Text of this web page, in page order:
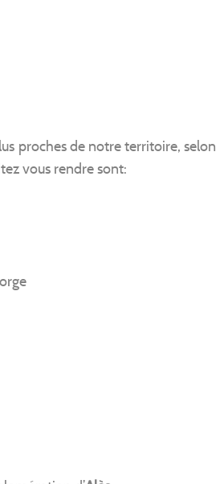
proches de notre territoire, selon
vous rendre sont: